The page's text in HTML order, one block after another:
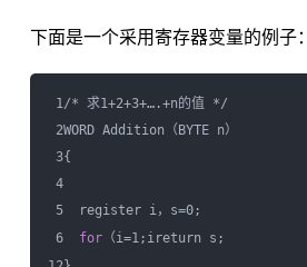
下面是一个采用寄存器变量的例子：
1/* 求1+2+3+….+n的值 */
2WORD Addition（BYTE n）
3{
4
5  register i，s=0;
6 for（i=1;ireturn s;